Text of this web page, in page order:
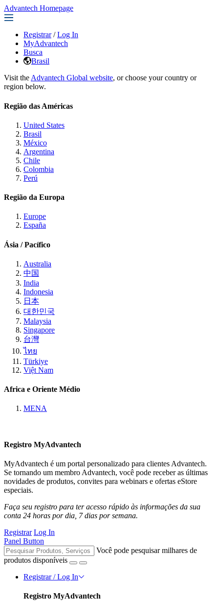
Advantech Homepage
Registrar / Log In
MyAdvantech
Busca
Brasil
Visit the Advantech Global website, or choose your country or
region below.
Região das Américas
United States
Brasil
México
Argentina
Chile
Colombia
Perú
Região da Europa
Europe
España
Ásia / Pacífico
Australia
中国
India
Indonesia
日本
대한민국
Malaysia
Singapore
台灣
ไทย
Türkiye
Việt Nam
Africa e Oriente Médio
MENA
Registro MyAdvantech
MyAdvantech é um portal personalizado para clientes Advantech.
Se tornando um membro Advantech, você pode receber as últimas
novidades de produtos, convites para webinars e ofertas eStore
especiais.
Faça seu registro para ter acesso rápido às informações da sua
conta 24 horas por dia, 7 dias por semana.
Registrar Log In
Panel Button
Você pode pesquisar milhares de
produtos disponíveis
Registrar / Log In
Registro MyAdvantech